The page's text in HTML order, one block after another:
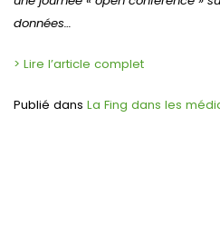
données…
> Lire l’article complet
Publié dans La Fing dans les